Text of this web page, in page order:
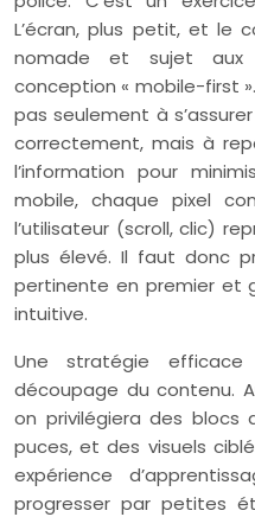
L’écran, plus petit, et le
nomade et sujet aux
conception « mobile-first
pas seulement à
correctement, mais à
l’information pour
mobile, chaque pixel
l’utilisateur (scroll, clic)
plus élevé. Il faut donc
pertinente en premier et
intuitive.
Une stratégie
découpage du contenu.
on privilégiera des
puces, et des visuels
expérience
progresser par petites